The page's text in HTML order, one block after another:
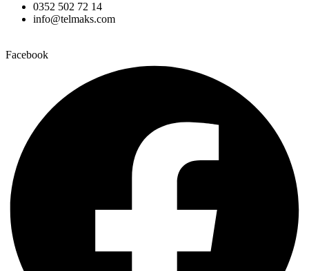
0352 502 72 14
info@telmaks.com
Facebook